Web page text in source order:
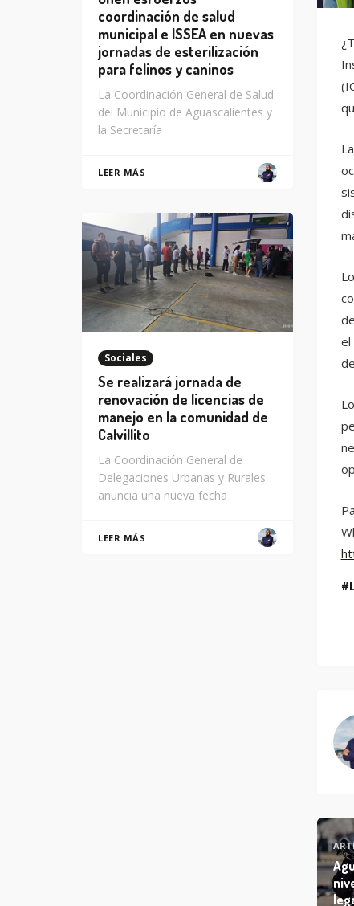
el
coordinación de salud
municipal e ISSEA en nuevas
jornadas de esterilización
para felinos y caninos
La Coordinación General de Salud
del Municipio de Aguascalientes y
la Secretaría
LEER MÁS
Sociales
Se realizará jornada de
renovación de licencias de
manejo en la comunidad de
Calvillito
La Coordinación General de
Delegaciones Urbanas y Rurales
anuncia una nueva fecha
LEER MÁS